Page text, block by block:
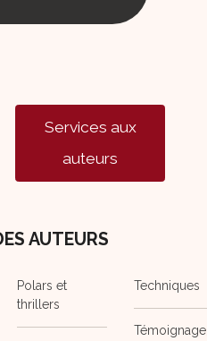
Services aux
auteurs
AUTEURS
Polars et
thrillers
Techniques
Témoignage,